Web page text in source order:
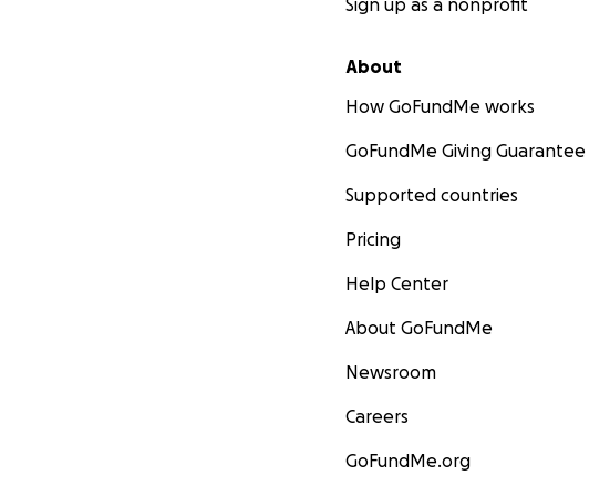
Sign up as a nonprofit
About
How GoFundMe works
GoFundMe Giving Guarantee
Supported countries
Pricing
Help Center
About GoFundMe
Newsroom
Careers
GoFundMe.org